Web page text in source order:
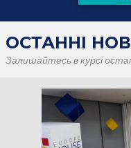
ОСТАННІ
Залишайтесь в курсі